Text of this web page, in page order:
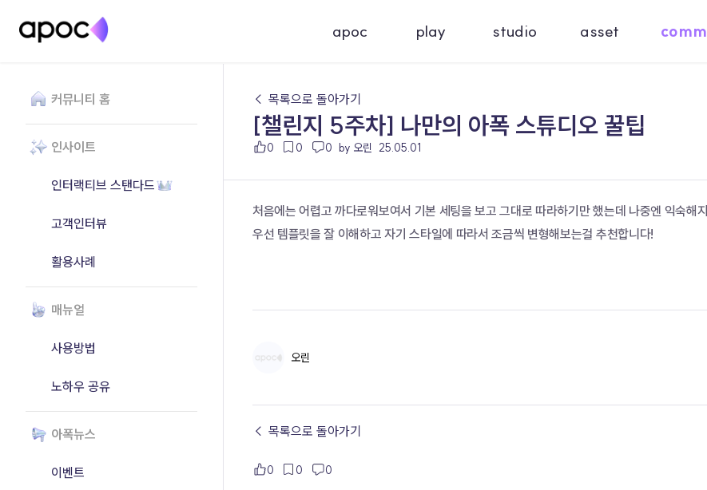
apoc play studio asset
커뮤니티 홈
인사이트
인터랙티브 스탠다드
고객인터뷰
활용사례
매뉴얼
사용방법
노하우 공유
아폭뉴스
이벤트
← 목록으로 돌아가기
[챌린지 5주차] 나만의 아폭 스튜디오 꿀팁
0 0 0 by 오린 25.05.01
처음에는 어렵고 까다로워보여서 기본 세팅을 보고 그대로 따라하기만 했는데 나중엔 익숙해
우선 템플릿을 잘 이해하고 자기 스타일에 따라서 조금씩 변형해보는걸 추천합니다!
오린
← 목록으로 돌아가기
0 0 0